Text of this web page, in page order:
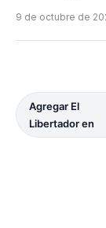
9 de octubre de
Agregar El
Libertador en